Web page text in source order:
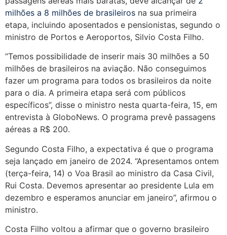
milhões a 8 milhões de brasileiros na sua primeira
etapa, incluindo aposentados e pensionistas, segundo o
ministro de Portos e Aeroportos, Silvio Costa Filho.
“Temos possibilidade de inserir mais 30 milhões a 50
milhões de brasileiros na aviação. Não conseguimos
fazer um programa para todos os brasileiros da noite
para o dia. A primeira etapa será com públicos
específicos”, disse o ministro nesta quarta-feira, 15, em
entrevista à GloboNews. O programa prevê passagens
aéreas a R$ 200.
Segundo Costa Filho, a expectativa é que o programa
seja lançado em janeiro de 2024. “Apresentamos ontem
(terça-feira, 14) o Voa Brasil ao ministro da Casa Civil,
Rui Costa. Devemos apresentar ao presidente Lula em
dezembro e esperamos anunciar em janeiro”, afirmou o
ministro.
Costa Filho voltou a afirmar que o governo brasileiro